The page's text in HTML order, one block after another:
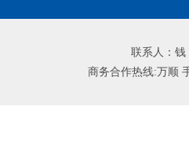
联系人：
商务合作热线:万顺